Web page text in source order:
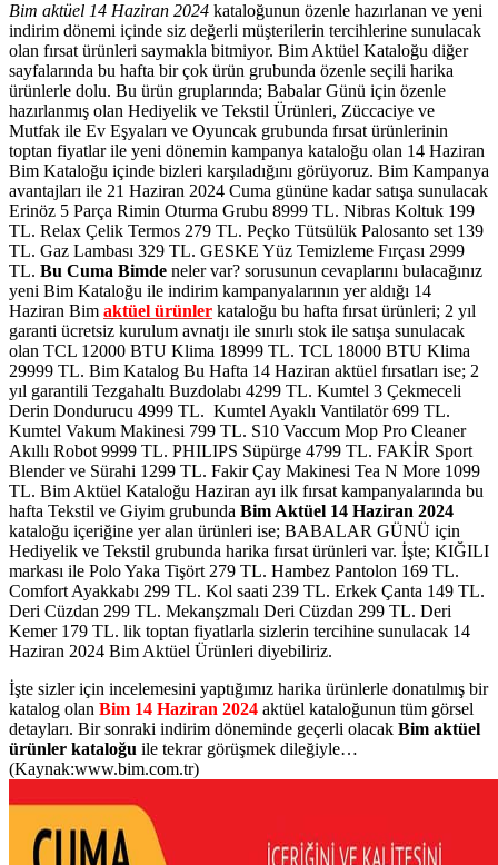
Bim aktüel 14 Haziran 2024 kataloğunun özenle hazırlanan ve yeni
indirim dönemi içinde siz değerli müşterilerin tercihlerine sunulacak
olan fırsat ürünleri saymakla bitmiyor. Bim Aktüel Kataloğu diğer
sayfalarında bu hafta bir çok ürün grubunda özenle seçili harika
ürünlerle dolu. Bu ürün gruplarında; Babalar Günü için özenle
hazırlanmış olan Hediyelik ve Tekstil Ürünleri, Züccaciye ve
Mutfak ile Ev Eşyaları ve Oyuncak grubunda fırsat ürünlerinin
toptan fiyatlar ile yeni dönemin kampanya kataloğu olan 14 Haziran
Bim Kataloğu içinde bizleri karşıladığını görüyoruz. Bim Kampanya
avantajları ile 21 Haziran 2024 Cuma gününe kadar satışa sunulacak
Erinöz 5 Parça Rimin Oturma Grubu 8999 TL. Nibras Koltuk 199
TL. Relax Çelik Termos 279 TL. Peçko Tütsülük Palosanto set 139
TL. Gaz Lambası 329 TL. GESKE Yüz Temizleme Fırçası 2999
TL. Bu Cuma Bimde neler var? sorusunun cevaplarını bulacağınız
yeni Bim Kataloğu ile indirim kampanyalarının yer aldığı 14
Haziran Bim aktüel ürünler kataloğu bu hafta fırsat ürünleri; 2 yıl
garanti ücretsiz kurulum avnatjı ile sınırlı stok ile satışa sunulacak
olan TCL 12000 BTU Klima 18999 TL. TCL 18000 BTU Klima
29999 TL. Bim Katalog Bu Hafta 14 Haziran aktüel fırsatları ise; 2
yıl garantili Tezgahaltı Buzdolabı 4299 TL. Kumtel 3 Çekmeceli
Derin Dondurucu 4999 TL. Kumtel Ayaklı Vantilatör 699 TL.
Kumtel Vakum Makinesi 799 TL. S10 Vaccum Mop Pro Cleaner
Akıllı Robot 9999 TL. PHILIPS Süpürge 4799 TL. FAKİR Sport
Blender ve Sürahi 1299 TL. Fakir Çay Makinesi Tea N More 1099
TL. Bim Aktüel Kataloğu Haziran ayı ilk fırsat kampanyalarında bu
hafta Tekstil ve Giyim grubunda Bim Aktüel 14 Haziran 2024
kataloğu içeriğine yer alan ürünleri ise; BABALAR GÜNÜ için
Hediyelik ve Tekstil grubunda harika fırsat ürünleri var. İşte; KIĞILI
markası ile Polo Yaka Tişört 279 TL. Hambez Pantolon 169 TL.
Comfort Ayakkabı 299 TL. Kol saati 239 TL. Erkek Çanta 149 TL.
Deri Cüzdan 299 TL. Mekanşzmalı Deri Cüzdan 299 TL. Deri
Kemer 179 TL. lik toptan fiyatlarla sizlerin tercihine sunulacak 14
Haziran 2024 Bim Aktüel Ürünleri diyebiliriz.
İşte sizler için incelemesini yaptığımız harika ürünlerle donatılmış bir
katalog olan Bim 14 Haziran 2024 aktüel kataloğunun tüm görsel
detayları. Bir sonraki indirim döneminde geçerli olacak Bim aktüel
ürünler kataloğu ile tekrar görüşmek dileğiyle…
(Kaynak:www.bim.com.tr)